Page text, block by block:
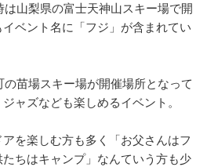
山梨県の富士天神山スキー場で開
ベント名に「フジ」が含まれてい
苗場スキー場が開催場所となって
ャズなども楽しめるイベント。
を楽しむ方も多く「お父さんはフ
ちはキャンプ」なんていう方も少